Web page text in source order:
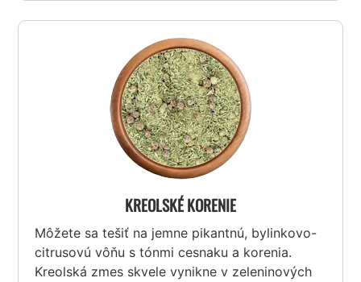
KREOLSKÉ KORENIE
Môžete sa tešiť na jemne pikantnú, bylinkovo-
citrusovú vôňu s tónmi cesnaku a korenia.
Kreolská zmes skvele vynikne v zeleninových